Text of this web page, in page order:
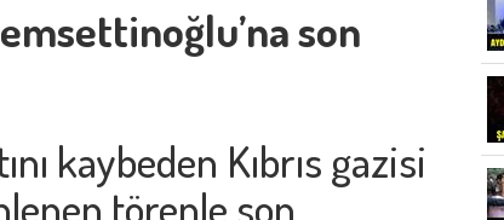
son
kaybeden Kıbrıs gazisi
törenle son